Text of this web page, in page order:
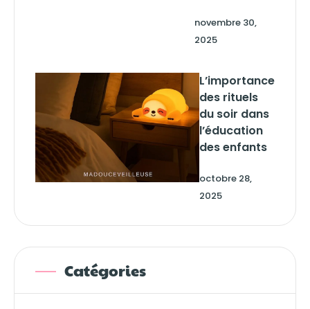
novembre 30,
2025
L’importance
des rituels
du soir dans
l’éducation
des enfants
octobre 28,
2025
Catégories